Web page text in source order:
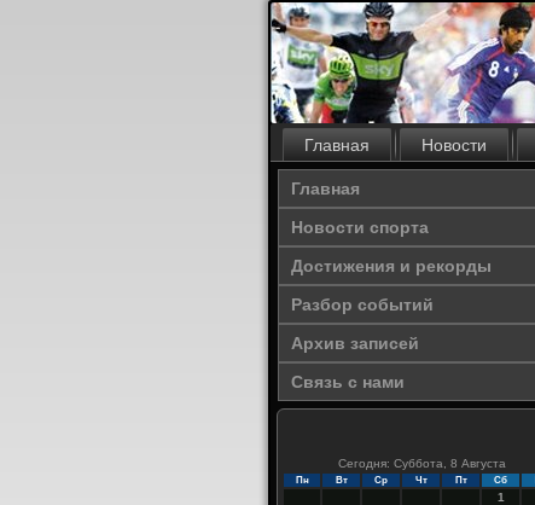
Главная Новости
Главная
Новости спорта
Достижения и рекорды
Разбор событий
Архив записей
Связь с нами
Сегодня: Суббота, 8 Августа
Пн Вт Ср Чт Пт Сб
1